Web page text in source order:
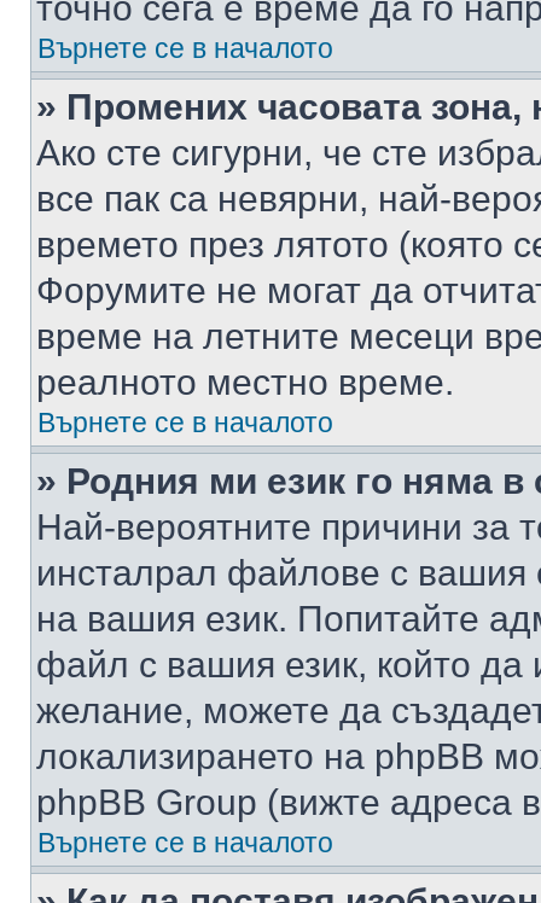
Върнете се в началото
» Промених часовата
Ако сте сигурни, че сте
все пак са невярни, най-
времето през лятото (която
Форумите не могат да
време на летните месеци
реалното местно време.
Върнете се в началото
» Родния ми език го няма в
Най-вероятните причини за
инсталрал файлове с вашия
на вашия език. Попитайте
файл с вашия език, който да
желание, можете да
локализирането на phpBB
phpBB Group (вижте адреса
Върнете се в началото